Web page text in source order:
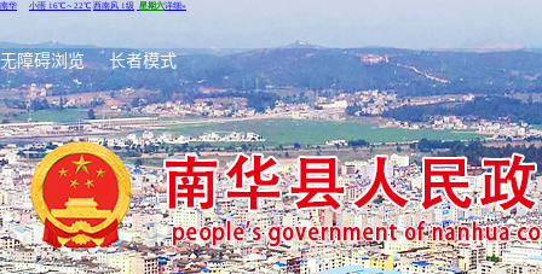
无障碍浏览 长者模式